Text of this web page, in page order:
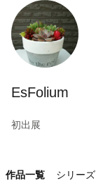
EsFolium
初出展
作品一覧 シリーズ